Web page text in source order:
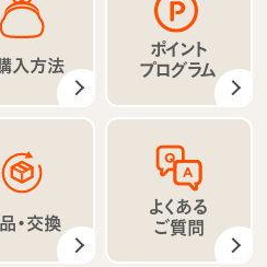
入方法
ポイント
プログラム
・交換
よくある
ご質問